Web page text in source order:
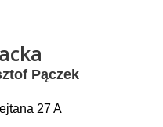
Pączek
27 A